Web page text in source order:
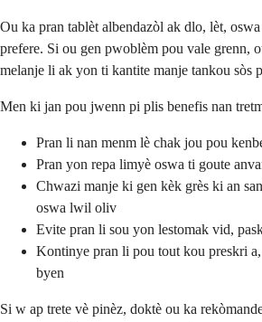
Ou ka pran tablèt albendazòl ak dlo, lèt,
prefere. Si ou gen pwoblèm pou vale grenn,
melanje li ak yon ti kantite manje tankou sòs
Men ki jan pou jwenn pi plis benefis nan
Pran li nan menm lè chak jou pou
Pran yon repa limyè oswa ti goute
Chwazi manje ki gen kèk grès ki an
oswa lwil oliv
Evite pran li sou yon lestomak vid,
Kontinye pran li pou tout kou preskri
byen
Si w ap trete vè pinèz, doktè ou ka